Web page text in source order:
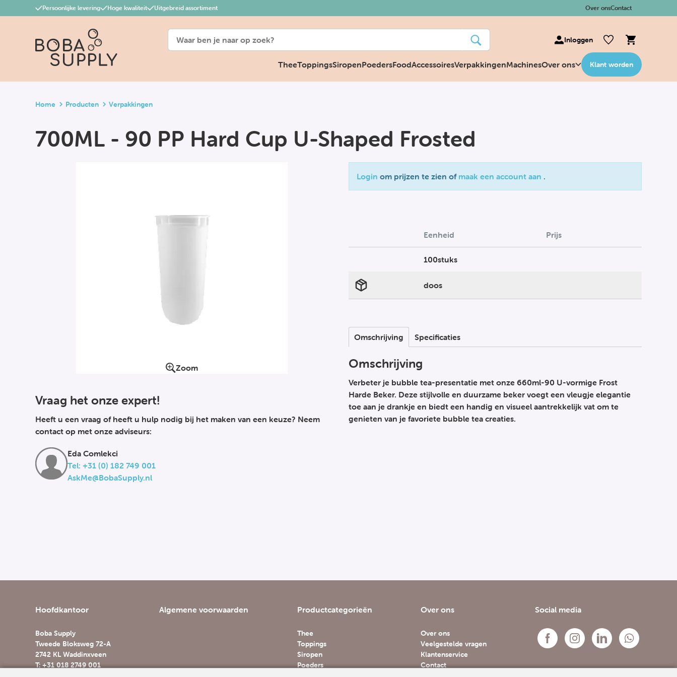
Persoonlijke levering Hoge kwaliteit Uitgebreid assortiment Over onsContact
Inloggen
TheeToppingsSiropenPoedersFoodAccessoiresVerpakkingenMachinesOver ons Klant worden
Home Producten Verpakkingen
700ML - 90 PP Hard Cup U-Shaped Frosted
Zoom
Vraag het onze expert!
Heeft u een vraag of heeft u hulp nodig bij het maken van een keuze? Neem
contact op met onze adviseurs:
Eda Comlekci
Tel: +31 (0) 182 749 001
AskMe@BobaSupply.nl
Login om prijzen te zien of maak een account aan .
Eenheid Prijs
100stuks
doos
Omschrijving Specificaties
Omschrijving
Verbeter je bubble tea-presentatie met onze 660ml-90 U-vormige Frost
Harde Beker. Deze stijlvolle en duurzame beker voegt een vleugje elegantie
toe aan je drankje en biedt een handig en visueel aantrekkelijk vat om te
genieten van je favoriete bubble tea creaties.
Hoofdkantoor
Boba Supply
Tweede Bloksweg 72-A
2742 KL Waddinxveen
T: +31 018 2749 001
Algemene voorwaarden Productcategorieën
Thee
Toppings
Siropen
Poeders
Over ons
Over ons
Veelgestelde vragen
Klantenservice
Contact
Social media